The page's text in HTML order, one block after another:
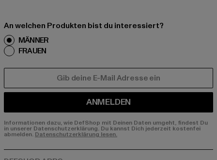
An welchen Produkten bist du interessiert?
MÄNNER
FRAUEN
ANMELDEN
Informationen dazu, wie DefShop mit Deinen Daten umgeht, findest Du
in unserer Datenschutzerklärung. Du kannst Dich jederzeit kostenfei
abmelden. Datenschutzerklärung lesen.